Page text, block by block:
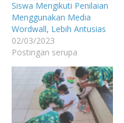
Siswa Mengikuti Penilaian
Menggunakan Media
Wordwall, Lebih Antusias
02/03/2023
Postingan serupa